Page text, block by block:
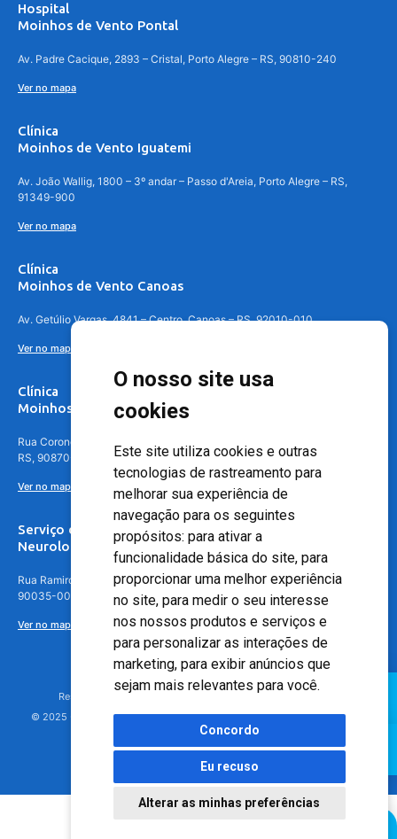
O nosso site usa
cookies
Este site utiliza cookies e outras
tecnologias de rastreamento para
melhorar sua experiência de
navegação para os seguintes
propósitos: para ativar a
funcionalidade básica do site, para
proporcionar uma melhor experiência
no site, para medir o seu interesse
nos nossos produtos e serviços e
para personalizar as interações de
marketing, para exibir anúncios que
sejam mais relevantes para você.
Concordo
Eu recuso
Alterar as minhas preferências
Hospital
Moinhos de Vento Pontal
Av. Padre Cacique, 2893 – Cristal, Porto Alegre – RS, 90810-240
Ver no mapa
Clínica
Moinhos de Vento Iguatemi
Av. João Wallig, 1800 – 3º andar – Passo d'Areia, Porto Alegre – RS,
91349-900
Ver no mapa
Clínica
Moinhos de Vento Canoas
Av. Getúlio Vargas, 4841 – Centro, Canoas – RS, 92010-010
Ver no mapa
Clínica
Moinhos de Vento - Teresópolis
Rua Coronel Aparício Borges, 250 - 3º andar - Teresópolis, Porto Alegre -
RS, 90870-016
Ver no mapa
Serviço de
Neurologia
Rua Ramiro Barcelos, 630 – 5º andar – Floresta, Porto Alegre – RS,
90035-001
Ver no mapa
Responsável Técnico: Dr. Luiz Antonio Nasi - CREMERS 11217
© 2025 - Hospital Moinhos de Vento - Registro Empresa (CRM-RS): 425